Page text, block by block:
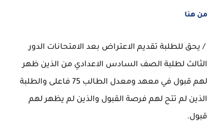
من هنا
/ يحق للطلبة تقديم الاعتراض بعد الامتحانات الدور
الثالث لطلبة الصف السادس الاعدادي من الذين ظهر
لهم قبول في معهد ومعدل الطالب 75 فاعلى والطلبة
الذين لم تتح لهم فرصة القبول والذين لم يظهر لهم
قبول.